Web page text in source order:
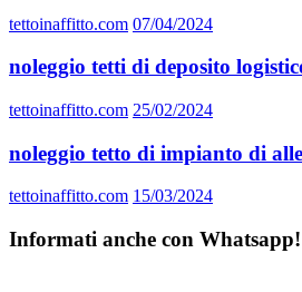
tettoinaffitto.com 07/04/2024
noleggio tetti di deposito
tettoinaffitto.com 25/02/2024
noleggio tetto di impianto di
tettoinaffitto.com 15/03/2024
Informati anche con Whatsapp!